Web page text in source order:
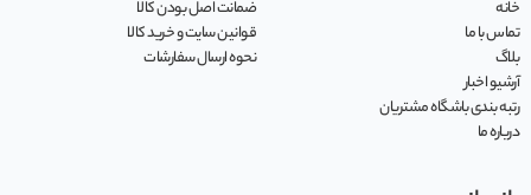
خانه
تماس با ما
بلاگ
آرشیو اخبار
رتبه بندی باشگاه مشتریان
درباره ما
ضمانت اصل بودن کالا
قوانین سایت و خرید کالا
نحوه ارسال سفارشات